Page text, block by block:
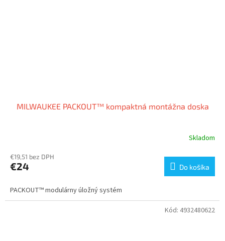
MILWAUKEE PACKOUT™ kompaktná montážna doska
Skladom
€19,51 bez DPH
€24 Do košíka
PACKOUT™ modulárny úložný systém
Kód: 4932480622